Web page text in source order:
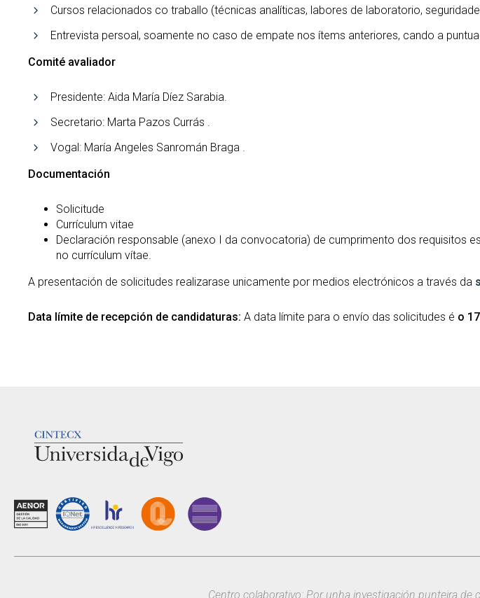
Cursos relacionados co traballo (técnicas analíticas, labores de laboratorio,
Entrevista persoal, soamente no caso de empate nos ítems anteriores, cando a
Comité avaliador
Presidente: Aida María Díez Sarabia.
Secretario: Marta Pazos Currás .
Vogal: María Angeles Sanromán Braga .
Documentación
Solicitude
Currículum vitae
Declaración responsable (anexo I da convocatoria) de cumprimento dos
no currículum vítae.
A presentación de solicitudes realizarase unicamente por medios electrónicos a través da
Data límite de recepción de candidaturas: A data límite para o envío das solicitudes é o
Centro colaborativo: Por unha investigación punteira de